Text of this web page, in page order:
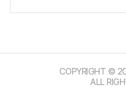
COPYRIGHT ©
ALL